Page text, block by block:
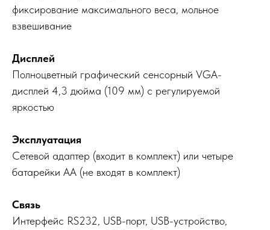
фиксирование максимального веса, мольное
взвешивание
Дисплей
Полноцветный графический сенсорный VGA-
дисплей 4,3 дюйма (109 мм) с регулируемой
яркостью
Эксплуатация
Сетевой адаптер (входит в комплект) или четыре
батарейки АА (не входят в комплект)
Связь
Интерфейс RS232, USB-порт, USB-устройство,